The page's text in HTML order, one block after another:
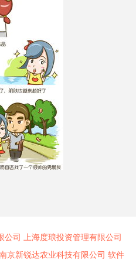
公司
上海度琅投资管理有限公司
京新锐达农业科技有限公司 软件